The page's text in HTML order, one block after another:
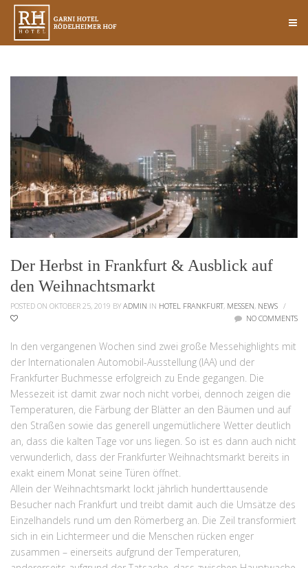
Der Herbst in Frankfurt & Ausblick auf
den Weihnachtsmarkt
POSTED ON OKTOBER 25, 2019 BY ADMIN IN HOTEL FRANKFURT, MESSEN, NEWS /
NO COMMENTS
In den vergangenen Wochen sind zwei große Messehighlights mit
der Internationalen Automobil-Ausstellung (IAA) und der
Frankfurter Buchmesse erfolgreich zu Ende gegangen. Die
Messezeit ist damit zwar noch nicht vorbei, dennoch zeigen die
Temperaturen, die Färbung der Blätter an den Bäumen und auf
den Straßen sowie das generell ungemütlichere Wetter deutlich
an, dass die kalten Tage vor uns liegen. So ist es dann auch nicht
verwunderlich, dass der Frankfurter Weihnachtsmarkt bereits in
exakt einem Monat seine Türen öffnet.
Allein der Weihnachtsmarkt lockt jährlich hunderttausende
Besucher nach Frankfurt und treibt damit auch die Umsätze des
Einzelhandels rund um den Römerberg an. Die Zeil transformiert
sich in ein Lichtermeer und die Menschen rücken enger
zusammen – einerseits aufgrund der Temperaturen,